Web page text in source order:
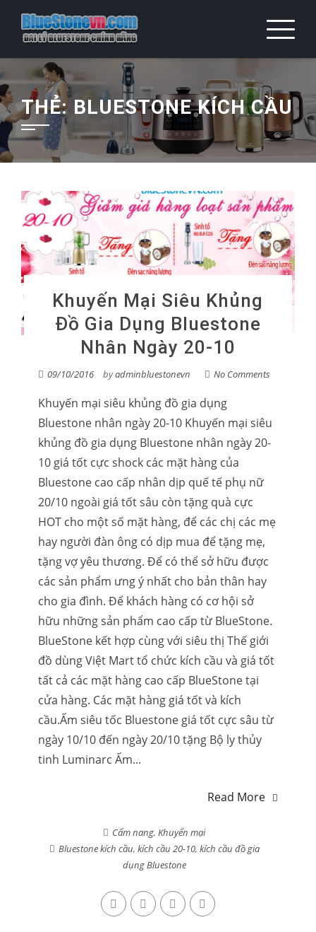
THẺ: BLUESTONE KÍCH CẦU
Khuyến Mại Siêu Khủng
Đồ Gia Dụng Bluestone
Nhân Ngày 20-10
09/10/2016 byadminbluestonevn No Comments
Khuyến mại siêu khủng đồ gia dụng
Bluestone nhân ngày 20-10 Khuyến mại siêu
khủng đồ gia dụng Bluestone nhân ngày 20-
10 giá tốt cực shock các mặt hàng của
Bluestone cao cấp nhân dịp quế tế phụ nữ
20/10 ngoài giá tốt sâu còn tặng quà cực
HOT cho một số mặt hàng, để các chị các mẹ
hay người đàn ông có dịp mua để tặng mẹ,
tặng vợ yêu thương. Để có thể sở hữu được
các sản phẩm ưng ý nhất cho bản thân hay
cho gia đình. Để khách hàng có cơ hội sở
hữu những sản phẩm cao cấp từ BlueStone.
BlueStone kết hợp cùng với siêu thị Thế giới
đồ dùng Việt Mart tổ chức kích cầu và giá tốt
tất cả các mặt hàng cao cấp BlueStone tại
cửa hàng. Các mặt hàng giá tốt và kích
cầu.Ấm siêu tốc Bluestone giá tốt cực sâu từ
ngày 10/10 đến ngày 20/10 tặng Bộ ly thủy
tinh Luminarc Ấm...
Read More
Cẩm nang,Khuyến mại
Bluestone kích cầu, kích cầu 20-10, kích cầu đồ gia
dụng Bluestone